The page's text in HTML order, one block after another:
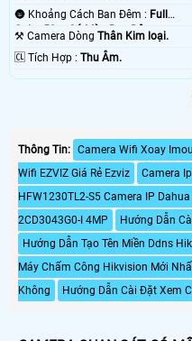
🌚 Khoảng Cách Ban Đêm : Full
Color 50m Có Màu Ban Ðêm.
⚒ Camera Dòng Thân Kim loại.
️🆑 Tích Hợp : Thu Âm.
Thông Tin: Camera Wifi Xoay
Wifi EZVIZ Giá Rẻ Ezviz
Camera
HFW1230TL2-S5 Camera IP Dahua
2CD3043G0-I 4MP
Hướng Dẫn
Hướng Dẫn Tạo Tên Miền Ddns
Máy Chấm Công Hikvision Mới
Không
Hướng Dẫn Cài Đặt Xem